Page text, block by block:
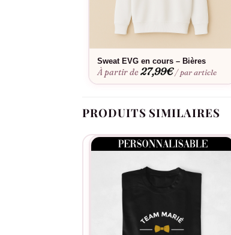
Sweat EVG en cours – Bières
À partir de27,99€ / par article
PRODUITS SIMILAIRES